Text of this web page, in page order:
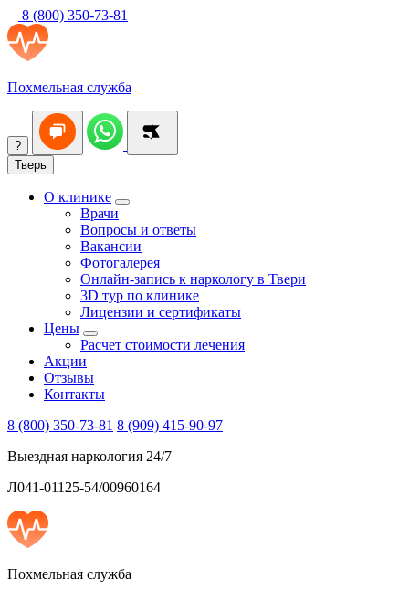
8 (800) 350-73-81
Похмельная служба
?
Тверь
О клинике
Врачи
Вопросы и ответы
Вакансии
Фотогалерея
Онлайн-запись к наркологу в Твери
3D тур по клинике
Лицензии и сертификаты
Цены
Расчет стоимости лечения
Акции
Отзывы
Контакты
8 (800) 350-73-81 8 (909) 415-90-97
Выездная наркология 24/7
Л041-01125-54/00960164
Похмельная служба